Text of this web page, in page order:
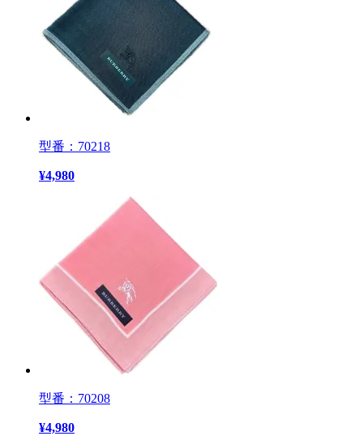
型番：70218
¥4,980
型番：70208
¥4,980